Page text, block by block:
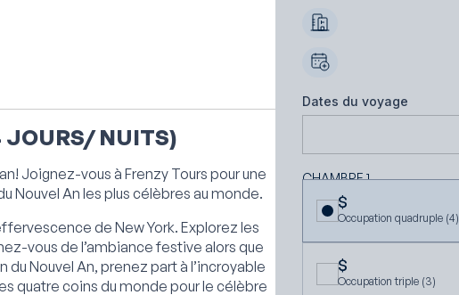
JOURS/ NUITS)
Joignez-vous à Frenzy Tours pour une
Nouvel An les plus célèbres au monde.
de New York. Explorez les
vous de l’ambiance festive alors que
du Nouvel An, prenez part à l’incroyable
quatre coins du monde pour le célèbre
Dates du voyage
$
Occupation quadruple (4)
$
Occupation triple (3)